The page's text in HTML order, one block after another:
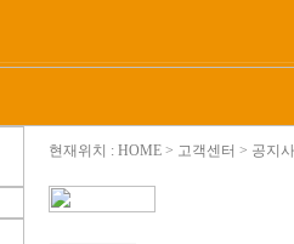
현재위치 : HOME > 고객센터 > 공지